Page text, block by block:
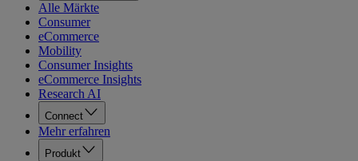
Alle Märkte
Consumer
eCommerce
Mobility
Consumer Insights
eCommerce Insights
Research AI
Connect
Mehr erfahren
Produkt